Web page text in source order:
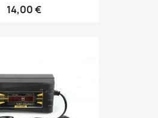
14,00 €